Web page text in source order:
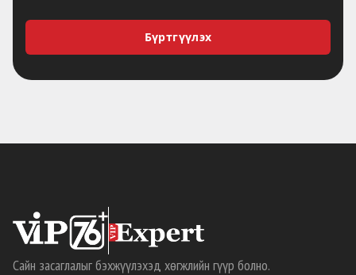
Бүртгүүлэх
Сайн засаглалыг бэхжүүлэхэд хөгжлийн гүүр болно.